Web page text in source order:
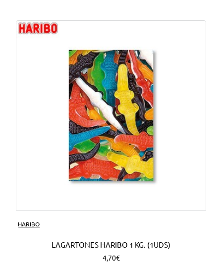
HARIBO
LAGARTONES HARIBO 1 KG. (1UDS)
4,70€